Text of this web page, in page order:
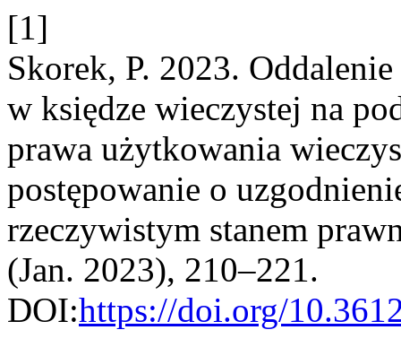
[1]
Skorek, P. 2023.
w księdze wieczystej na
prawa użytkowania
postępowanie o
rzeczywistym stanem
(Jan. 2023), 210–221.
DOI:https://doi.org/